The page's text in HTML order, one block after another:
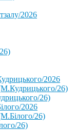
2026
2026
26)
26)
2026
26)
26)